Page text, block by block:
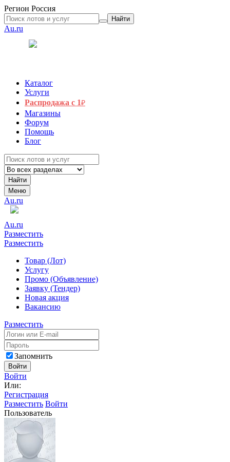
Регион Россия
Найти
Au.ru
Каталог
Услуги
Распродажа с 1₽
Магазины
Форум
Помощь
Блог
Найти
Меню
Au.ru
Au.ru
Разместить
Разместить
Товар (Лот)
Услугу
Промо (Объявление)
Заявку (Тендер)
Новая акция
Вакансию
Разместить
Запомнить
Войти
Войти
Или:
Регистрация
Разместить Войти
Пользователь